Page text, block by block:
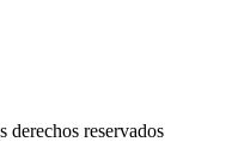
reservados